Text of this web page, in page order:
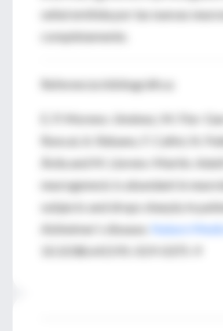
señal emitida por las nuevas
completamente.
Referencia bibliográfica:
E. P. Moreno-Jiménez, M. Flor-
Roncal, A. Rábano, F. Cafini, N.
Ávila and M. Llorens-Martín.
neurogenesis is abundant in
subjects and drops sharply in
Alzheimer’s disease.
Nature
10.1038/s41591-019-0375-9